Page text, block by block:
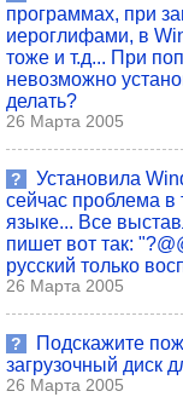
программах, при
иероглифами, в
тоже и т.д... При
невозможно
делать?
26 Марта 2005
?
Установила
сейчас проблема в
языке... Все
пишет вот так:
русский только
26 Марта 2005
?
Подскажите
загрузочный диск
26 Марта 2005